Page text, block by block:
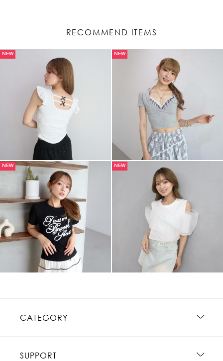
RECOMMEND ITEMS
NEW NEW
NEW NEW
CATEGORY
SUPPORT